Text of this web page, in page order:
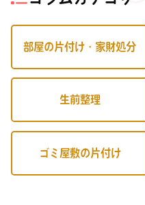
部屋の片付け・家財処分
生前整理
ゴミ屋敷の片付け